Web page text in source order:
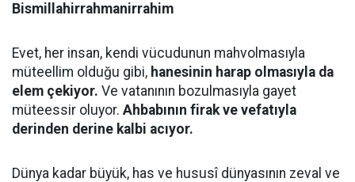
Bismillahirrahmanirrahim
Evet, her insan, kendi vücudunun mahvolmasıyla
müteellim olduğu gibi, hanesinin harap olmasıyla da
elem çekiyor. Ve vatanının bozulmasıyla gayet
müteessir oluyor. Ahbabının firak ve vefatıyla
derinden derine kalbi acıyor.
Dünya kadar büyük, has ve hususî dünyasının zeval ve